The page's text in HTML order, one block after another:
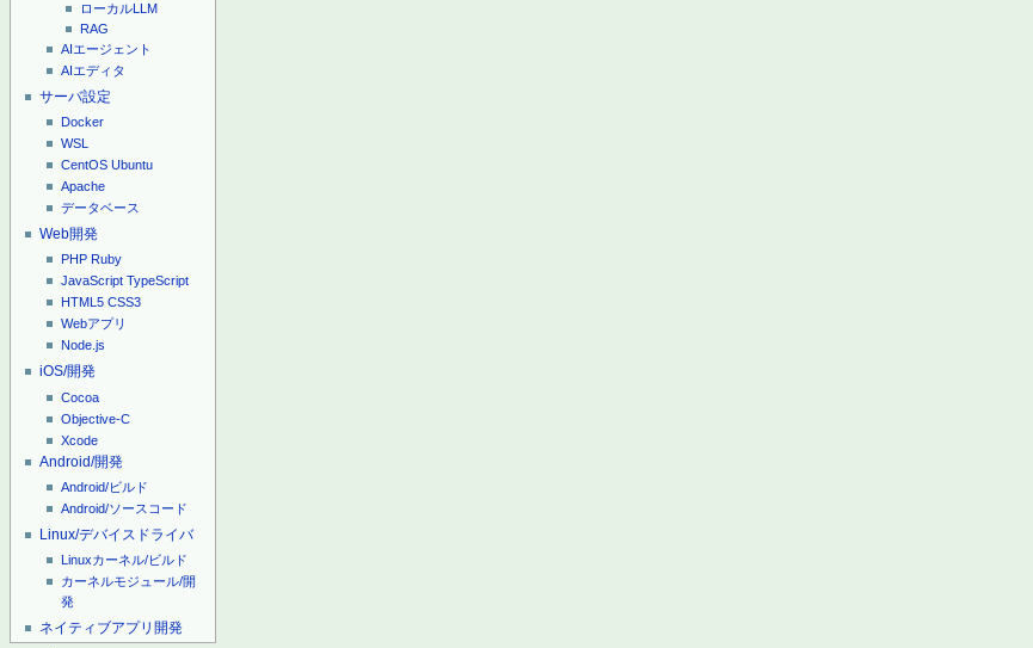
ローカルLLM
RAG
AIエージェント
AIエディタ
サーバ設定
Docker
WSL
CentOS Ubuntu
Apache
データベース
Web開発
PHP Ruby
JavaScript TypeScript
HTML5 CSS3
Webアプリ
Node.js
iOS/開発
Cocoa
Objective-C
Xcode
Android/開発
Android/ビルド
Android/ソースコード
Linux/デバイスドライバ
Linuxカーネル/ビルド
カーネルモジュール/開
発
ネイティブアプリ開発